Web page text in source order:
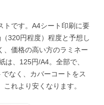
トです。A4シート印刷に要
320円程度）程度と予想し
、価格の高い方のラミネー
は、125円/A4。全部で、
なく、カバーコートをス
れより安くなります。